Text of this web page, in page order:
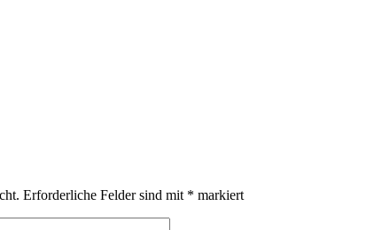
Erforderliche Felder sind mit * markiert